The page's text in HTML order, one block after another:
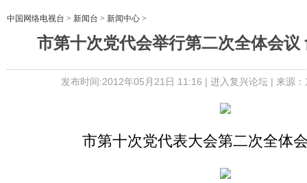
中国网络电视台 > 新闻台 > 新闻中心 >
市第十次党代会举行第二次全体会议
发布时间:2012年05月21日 11:16 | 进入复兴论坛| 来源
市第十次党代表大会第二次全体